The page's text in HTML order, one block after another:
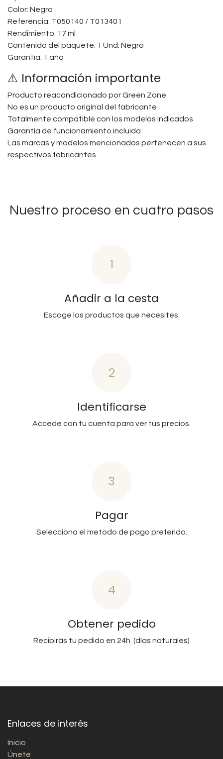
Color: Negro
Referencia: T050140 / T013401
Rendimiento: 17 ml
Contenido del paquete: 1 Und. Negro
Garantía: 1 año
⚠️ Información importante
Producto reacondicionado por Green Zone
No es un producto original del fabricante
Totalmente compatible con los modelos indicados
Garantía de funcionamiento incluida
Las marcas y modelos mencionados pertenecen a sus
respectivos fabricantes
Nuestro proceso en cuatro pasos
1
Añadir a la cesta
Escoge los productos que necesites.
2
Identificarse
Accede con tu cuenta para ver tus precios.
3
Pagar
Selecciona el metodo de pago preferido.
4
Obtener pedido
Recibirás tu pedido en 24h. (días naturales)
Enlaces de interés
Inicio
Únete